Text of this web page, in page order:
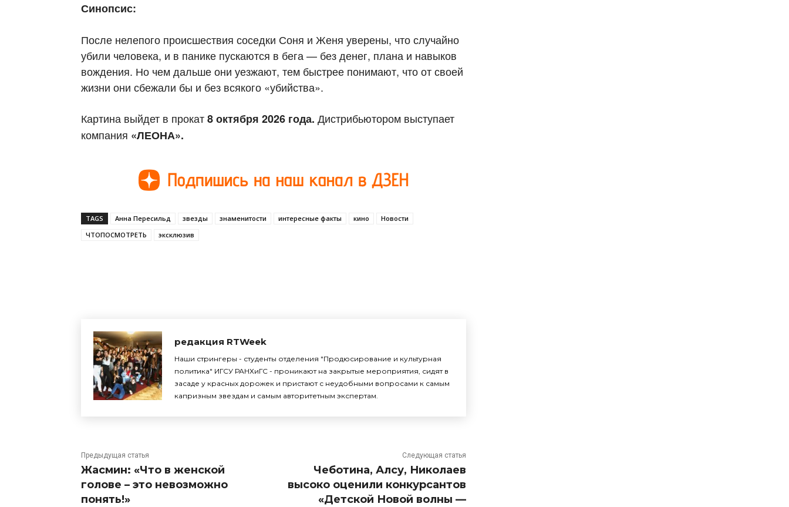
Синопсис:
После нелепого происшествия соседки Соня и Женя уверены, что случайно
убили человека, и в панике пускаются в бега — без денег, плана и навыков
вождения. Но чем дальше они уезжают, тем быстрее понимают, что от своей
жизни они сбежали бы и без всякого «убийства».
Картина выйдет в прокат8 октября 2026 года. Дистрибьютором выступает
компания «ЛЕОНА».
TAGS Анна Пересильд звезды знаменитости интересные факты кино
Новости
ЧТОПОСМОТРЕТЬ
эксклюзив
редакция RTWeek
Наши стрингеры - студенты отделения "Продюсирование и культурная
политика" ИГСУ РАНХиГС - проникают на закрытые мероприятия, сидят в
засаде у красных дорожек и пристают с неудобными вопросами к самым
капризным звездам и самым авторитетным экспертам.
Предыдущая статья
Жасмин: «Что в женской
голове – это невозможно
понять!»
Следующая статья
Чеботина, Алсу, Николаев
высоко оценили конкурсантов
«Детской Новой волны —